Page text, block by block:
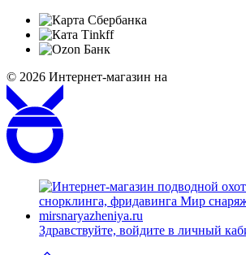
© 2026 Интернет-магазин на
Здравствуйте, войдите в личный